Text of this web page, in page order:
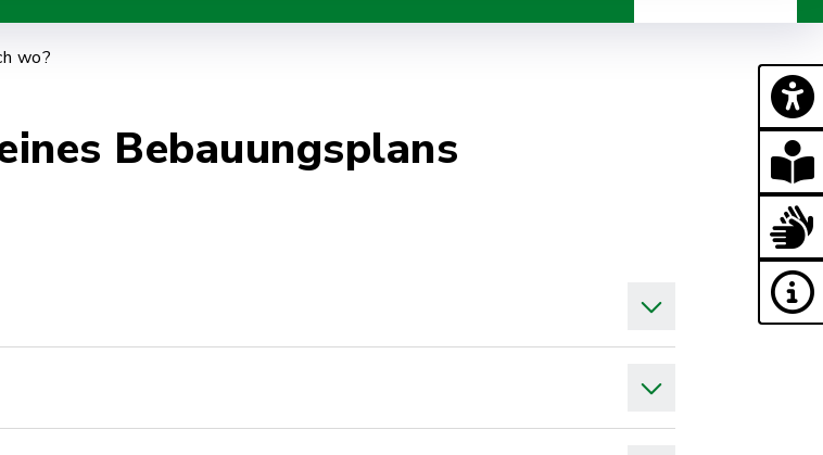
wo?
Bebauungsplans